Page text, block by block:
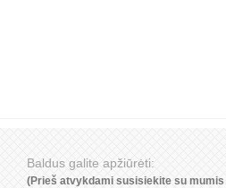
Baldus galite apžiūrėti:
(Prieš atvykdami susisiekite su mumis